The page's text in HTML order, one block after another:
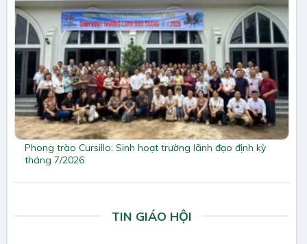
Phong trào Cursillo: Sinh hoạt trường lãnh đạo định kỳ
tháng 7/2026
TIN GIÁO HỘI